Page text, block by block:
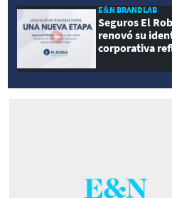
E&N BRANDLAB
Seguros El
renovó su
corporativa
modernidad